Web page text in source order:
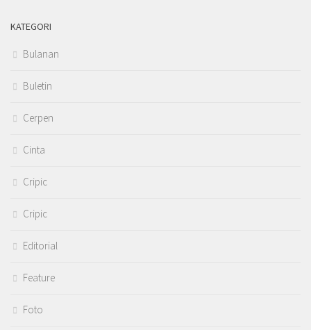
KATEGORI
Bulanan
Buletin
Cerpen
Cinta
Cripic
Cripic
Editorial
Feature
Foto